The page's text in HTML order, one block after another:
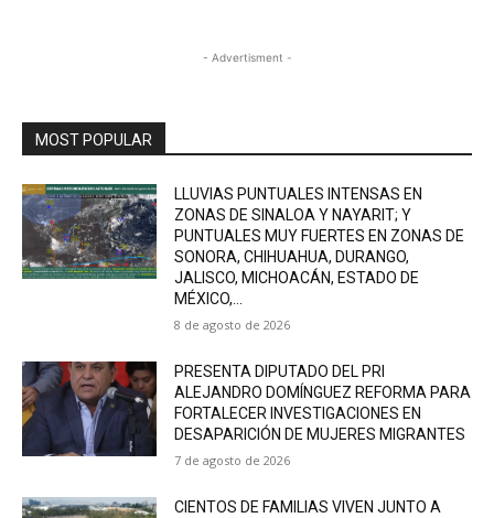
- Advertisment -
MOST POPULAR
LLUVIAS PUNTUALES INTENSAS EN
ZONAS DE SINALOA Y NAYARIT; Y
PUNTUALES MUY FUERTES EN ZONAS DE
SONORA, CHIHUAHUA, DURANGO,
JALISCO, MICHOACÁN, ESTADO DE
MÉXICO,...
8 de agosto de 2026
PRESENTA DIPUTADO DEL PRI
ALEJANDRO DOMÍNGUEZ REFORMA PARA
FORTALECER INVESTIGACIONES EN
DESAPARICIÓN DE MUJERES MIGRANTES
7 de agosto de 2026
CIENTOS DE FAMILIAS VIVEN JUNTO A